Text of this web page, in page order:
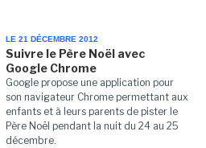
LE 21 DÉCEMBRE 2012
Suivre le Père Noël avec
Google Chrome
Google propose une application pour
son navigateur Chrome permettant aux
enfants et à leurs parents de pister le
Père Noël pendant la nuit du 24 au 25
décembre.